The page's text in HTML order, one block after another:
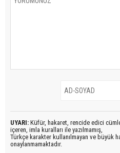
UYARI: Küfür, hakaret, rencide edici
içeren, imla kuralları ile yazılmamış,
Türkçe karakter kullanılmayan ve büyük
onaylanmamaktadır.